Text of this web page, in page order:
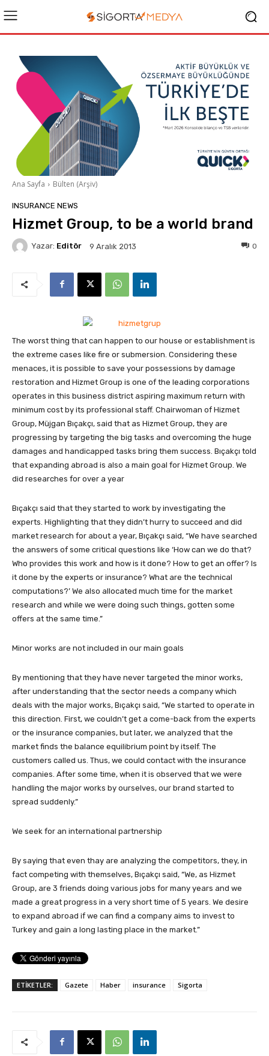
Ana Sayfa Bülten (Arşiv)
INSURANCE NEWS
Hizmet Group, to be a world brand
Yazar: Editör 9 Aralık 2013 0
The worst thing that can happen to our house or establishment is
the extreme cases like fire or submersion. Considering these
menaces, it is possible to save your possessions by damage
restoration and Hizmet Group is one of the leading corporations
operates in this business district aspiring maximum return with
minimum cost by its professional staff. Chairwoman of Hizmet
Group, Müjgan Bıçakçı, said that as Hizmet Group, they are
progressing by targeting the big tasks and overcoming the huge
damages and handicapped tasks bring them success. Bıçakçı told
that expanding abroad is also a main goal for Hizmet Group. We
did researches for over a year
Bıçakçı said that they started to work by investigating the
experts. Highlighting that they didn’t hurry to succeed and did
market research for about a year, Bıçakçı said, “We have searched
the answers of some critical questions like ‘How can we do that?
Who provides this work and how is it done? How to get an offer? Is
it done by the experts or insurance? What are the technical
computations?’ We also allocated much time for the market
research and while we were doing such things, gotten some
offers at the same time.”
Minor works are not included in our main goals
By mentioning that they have never targeted the minor works,
after understanding that the sector needs a company which
deals with the major works, Bıçakçı said, “We started to operate in
this direction. First, we couldn’t get a come-back from the experts
or the insurance companies, but later, we analyzed that the
market finds the balance equilibrium point by itself. The
customers called us. Thus, we could contact with the insurance
companies. After some time, when it is observed that we were
handling the major works by ourselves, our brand started to
spread suddenly.”
We seek for an international partnership
By saying that even thay are analyzing the competitors, they, in
fact competing with themselves, Bıçakçı said, “We, as Hizmet
Group, are 3 friends doing various jobs for many years and we
made a great progress in a very short time of 5 years. We desire
to expand abroad if we can find a company aims to invest to
Turkey and gain a long lasting place in the market.”
ETİKETLER: Gazete Haber insurance Sigorta